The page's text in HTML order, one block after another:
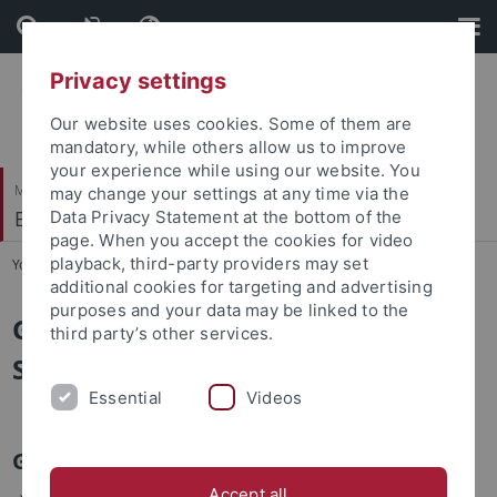
Skip
to
content
Skip
to
footer
Mathematisch-Naturwissenschaftliche Fakultät
Evolutionäre Kognition (Kognitionswissenschaft)
You are here: Startseite ... Mitarbeiter*innen
Gutachten und Gremien - Verena
Seibold
Gutachten
Privacy settings
Our website uses cookies. Some of them are
mandatory, while others allow us to improve
your experience while using our website. You
may change your settings at any time via the
Data Privacy Statement at the bottom of the
page. When you accept the cookies for video
playback, third-party providers may set
additional cookies for targeting and advertising
purposes and your data may be linked to the
third party’s other services.
Essential Videos